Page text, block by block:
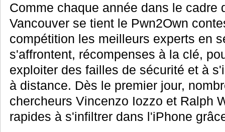
Comme chaque année dans le cadre
Vancouver se tient le Pwn2Own
compétition les meilleurs experts en
s'affrontent, récompenses à la clé,
exploiter des failles de sécurité et à
à distance. Dès le premier jour,
chercheurs Vincenzo Iozzo et Ralph
rapides à s'infiltrer dans l'iPhone